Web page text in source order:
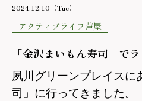
2024.12.10（Tue）
アクティブライフ芦屋
「金沢まいもん寿司」で
夙川グリーンプレイスに
司」に行ってきました。